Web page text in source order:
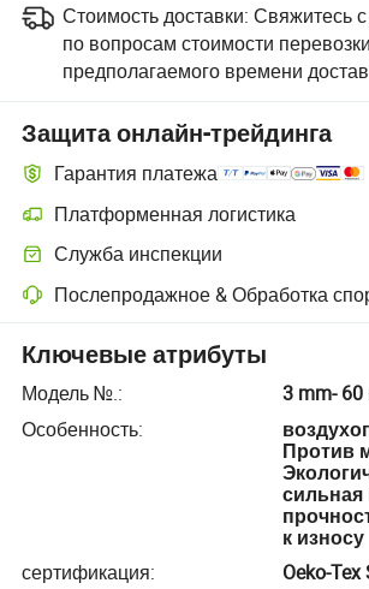
Стоимость доставки: Свяжитесь
по вопросам стоимости
предполагаемого времени
Защита онлайн-трейдинга
Гарантия платежа
Платформенная логистика
Служба инспекции
Послепродажное & Обработка
Ключевые атрибуты
Модель №.:
3 mm-
Особенность:
Против
сильная
к износу
сертификация:
Oeko-